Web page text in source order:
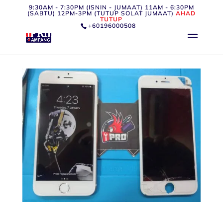
9:30AM - 7:30PM (ISNIN - JUMAAT) 11AM - 6:30PM
(SABTU) 12PM-3PM (TUTUP SOLAT JUMAAT) AHAD
TUTUP
+60196000508